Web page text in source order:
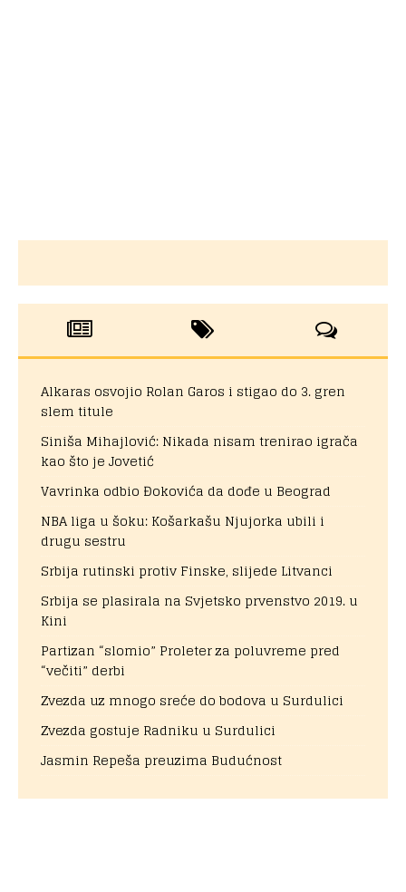
Alkaras osvojio Rolan Garos i stigao do 3. gren
slem titule
Siniša Mihajlović: Nikada nisam trenirao igrača
kao što je Jovetić
Vavrinka odbio Đokovića da dođe u Beograd
NBA liga u šoku: Košarkašu Njujorka ubili i
drugu sestru
Srbija rutinski protiv Finske, slijede Litvanci
Srbija se plasirala na Svjetsko prvenstvo 2019. u
Kini
Partizan “slomio” Proleter za poluvreme pred
“večiti” derbi
Zvezda uz mnogo sreće do bodova u Surdulici
Zvezda gostuje Radniku u Surdulici
Jasmin Repeša preuzima Budućnost